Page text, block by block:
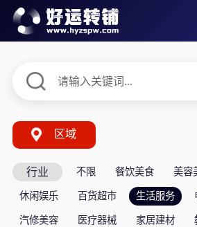
区域
行业 不限 餐饮美食 美容
休闲娱乐 百货超市 生活服务
汽修美容 医疗器械 家居建材